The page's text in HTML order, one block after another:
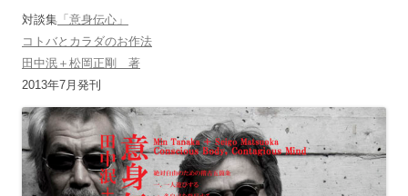
対談集 「意身伝心」
コトバとカラダのお作法
田中泯＋松岡正剛 著
2013年7月発刊